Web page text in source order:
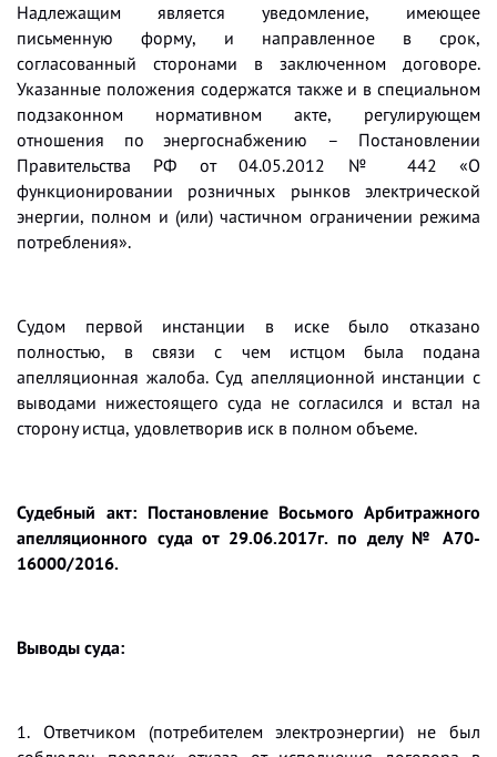
Надлежащим является уведомление, имеющее
письменную форму, и направленное в срок,
согласованный сторонами в заключенном договоре.
Указанные положения содержатся также и в специальном
подзаконном нормативном акте, регулирующем
отношения по энергоснабжению – Постановлении
Правительства РФ от 04.05.2012 № 442 «О
функционировании розничных рынков электрической
энергии, полном и (или) частичном ограничении режима
потребления».
Судом первой инстанции в иске было отказано
полностью, в связи с чем истцом была подана
апелляционная жалоба. Суд апелляционной инстанции с
выводами нижестоящего суда не согласился и встал на
сторону истца, удовлетворив иск в полном объеме.
Судебный акт: Постановление Восьмого Арбитражного
апелляционного суда от 29.06.2017г. по делу № А70-
16000/2016.
Выводы суда:
1. Ответчиком (потребителем электроэнергии) не был